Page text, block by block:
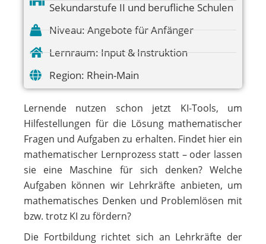
Sekundarstufe II und berufliche Schulen
Niveau: Angebote für Anfänger
Lernraum: Input & Instruktion
Region: Rhein-Main
Lernende nutzen schon jetzt KI-Tools, um
Hilfestellungen für die Lösung mathematischer
Fragen und Aufgaben zu erhalten. Findet hier ein
mathematischer Lernprozess statt – oder lassen
sie eine Maschine für sich denken? Welche
Aufgaben können wir Lehrkräfte anbieten, um
mathematisches Denken und Problemlösen mit
bzw. trotz KI zu fördern?
Die Fortbildung richtet sich an Lehrkräfte der